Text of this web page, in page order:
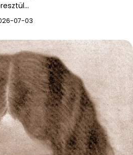
07-03